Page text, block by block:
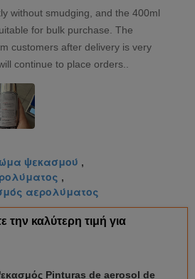
without smudging, and the 400ml
for bulk purchase. The
customers after delivery is very
continue to place orders..
ψεκασμού ,
,
αερολύματος
την καλύτερη τιμή για
Pinturas de aerosol de